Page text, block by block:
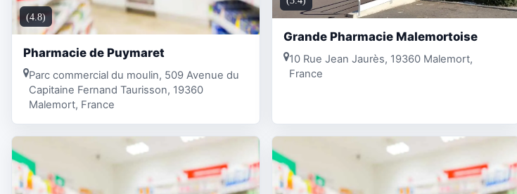
(4.8)
Pharmacie de Puymaret
Parc commercial du moulin, 509 Avenue du
Capitaine Fernand Taurisson, 19360
Malemort, France
Grande Pharmacie Malemortoise
10 Rue Jean Jaurès, 19360 Malemort,
France